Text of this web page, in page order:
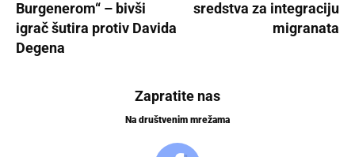
Burgenerom“ – bivši
igrač šutira protiv Davida
Degena
sredstva za integraciju
migranata
Zapratite nas
Na društvenim mrežama